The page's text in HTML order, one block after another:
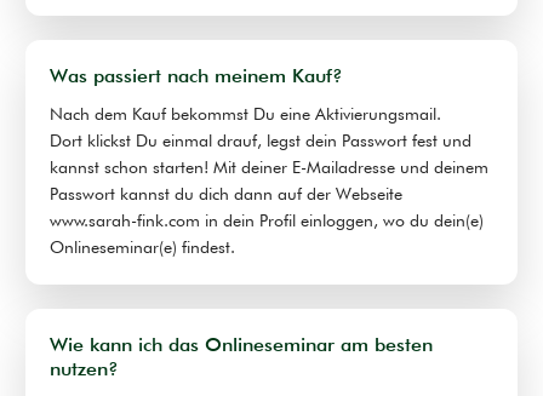
Was passiert nach meinem Kauf?
Nach dem Kauf bekommst Du eine Aktivierungsmail.
Dort klickst Du einmal drauf, legst dein Passwort fest und
kannst schon starten! Mit deiner E-Mailadresse und deinem
Passwort kannst du dich dann auf der Webseite
www.sarah-fink.com in dein Profil einloggen, wo du dein(e)
Onlineseminar(e) findest.
Wie kann ich das Onlineseminar am besten
nutzen?